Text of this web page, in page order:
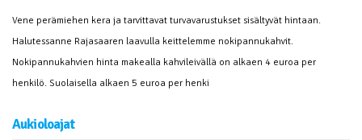
Vene perämiehen kera ja tarvittavat turvavarustukset sisältyvät hintaan.
Halutessanne Rajasaaren laavulla keittelemme nokipannukahvit.
Nokipannukahvien hinta makealla kahvileivällä on alkaen 4 euroa per
henkilö. Suolaisella alkaen 5 euroa per henki
Aukioloajat